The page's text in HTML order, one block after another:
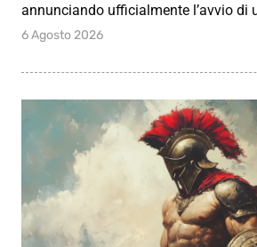
annunciando ufficialmente l’avvio di
6 Agosto 2026